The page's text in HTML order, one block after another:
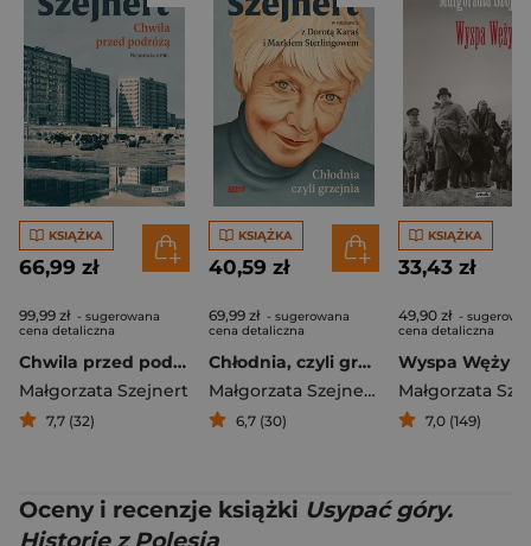
KSIĄŻKA
66,99 zł
99,99 zł - sugerowana
cena detaliczna
Chwila przed podróżą. Reportaże z PRL
Małgorzata Szejnert
7,7 (32)
KSIĄŻKA
40,59 zł
69,99 zł - sugerowana
cena detaliczna
Chłodnia, czyli grzejnia. Małgorzata Szejnert w rozmowie z Dorotą Karaś i Markiem Sterlingowem
Małgorzata Szejnert
Dorota Karaś ,
6,7 (30)
KSIĄŻKA
33,43 zł
49,90 zł -
cena detaliczna
Wyspa Węży
Małgorzata
7,0 (149)
Oceny i recenzje książki Usypać góry.